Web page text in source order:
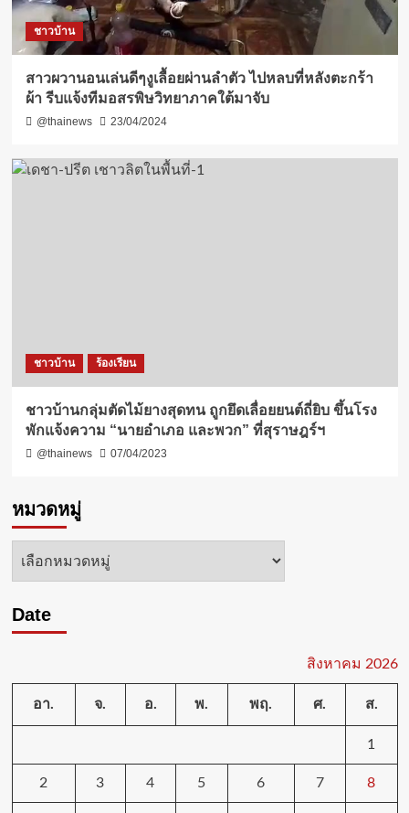
ชาวบ้าน
สาวผวานอนเล่นดีๆงูเลื้อยผ่านลำตัว ไปหลบที่หลังตะกร้า
ผ้า รีบแจ้งทีมอสรพิษวิทยาภาคใต้มาจับ
@thainews 23/04/2024
ชาวบ้าน ร้องเรียน
ชาวบ้านกลุ่มตัดไม้ยางสุดทน ถูกยึดเลื่อยยนต์ถี่ยิบ ขึ้นโรง
พักแจ้งความ “นายอำเภอ และพวก” ที่สุราษฎร์ฯ
@thainews 07/04/2023
หมวดหมู่
หมวด
Date
สิงหาคม 2026
อา. จ. อ. พ. พฤ. ศ. ส.
1
2 3 4 5 6 7 8